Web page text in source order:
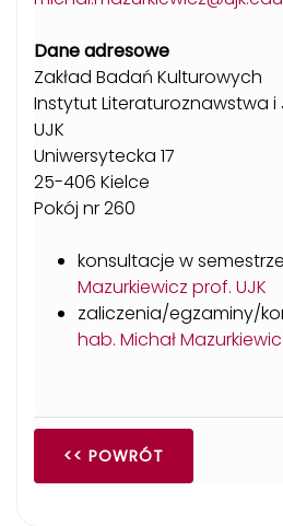
Dane adresowe
Zakład Badań Kulturowych
Instytut Literaturoznawstwa
UJK
Uniwersytecka 17
25-406 Kielce
Pokój nr 260
konsultacje w
Mazurkiewicz prof. UJK
zaliczenia/egzaminy/
hab. Michał
<< POWRÓT